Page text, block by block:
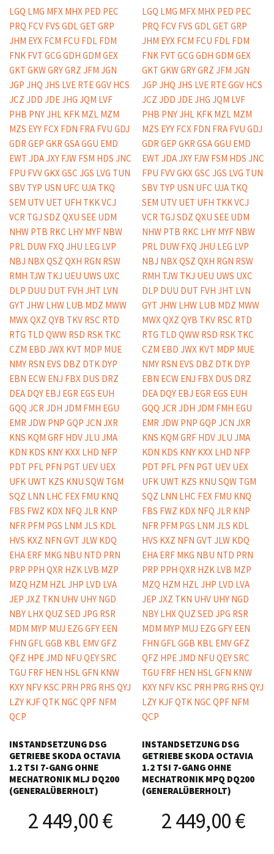
INSTANDSETZUNG DSG
GETRIEBE SKODA OCTAVIA
1.2 TSI 7-GANG OHNE
MECHATRONIK MLJ DQ200
(GENERALÜBERHOLT)
2 449,00€
INSTANDSETZUNG DSG
GETRIEBE SKODA OCTAVIA
1.2 TSI 7-GANG OHNE
MECHATRONIK MPQ DQ200
(GENERALÜBERHOLT)
2 449,00€